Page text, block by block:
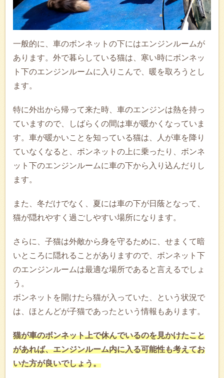
一般的に、車のボンネットの下にはエンジンルームが
あります。外で暮らしている猫は、寒い時にボンネッ
ト下のエンジンルームに入りこんで、暖を取ろうとし
ます。
特に外出から帰って来た時、車のエンジンは熱を持っ
ていますので、しばらくの間は車が暖かくなっていま
す。車が暖かいことを知っている猫は、人が車を降り
ていなくなると、ボンネットの上に乗ったり、ボンネ
ット下のエンジンルームに車の下から入り込んだりし
ます。
また、冬だけでなく、夏には車の下が日蔭となって、
猫が隠れやすく過ごしやすい場所になります。
さらに、子猫は外敵から身を守るために、せまくて暗
いところに隠れることがありますので、ボンネット下
のエンジンルームは最適な場所であると言えるでしょ
う。
ボンネットを開けたら猫が入っていた、という状況で
は、ほとんどが子猫であったという情報もあります。
猫が車のボンネット上で休んでいるのを見かけたこと
があれば、エンジンルーム内に入る可能性も考えてお
いた方が良いでしょう。